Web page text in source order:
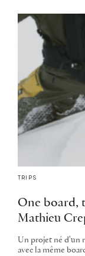
TRIPS
One board,
Mathieu
Un projet né d'un
avec la même